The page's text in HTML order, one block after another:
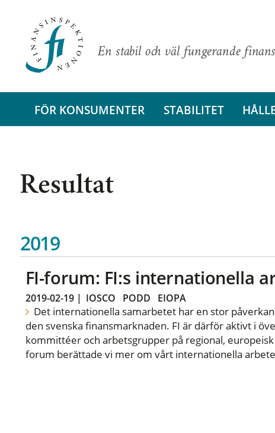
En stabil och väl fungerande
FÖR KONSUMENTER STABILITET
Resultat
2019
FI-forum: FI:s internationella
2019-02-19| IOSCO PODD EIOPA
Det internationella samarbetet har en stor
den svenska finansmarknaden. FI är därför aktivt i
kommittéer och arbetsgrupper på regional, europeisk
forum berättade vi mer om vårt internationella